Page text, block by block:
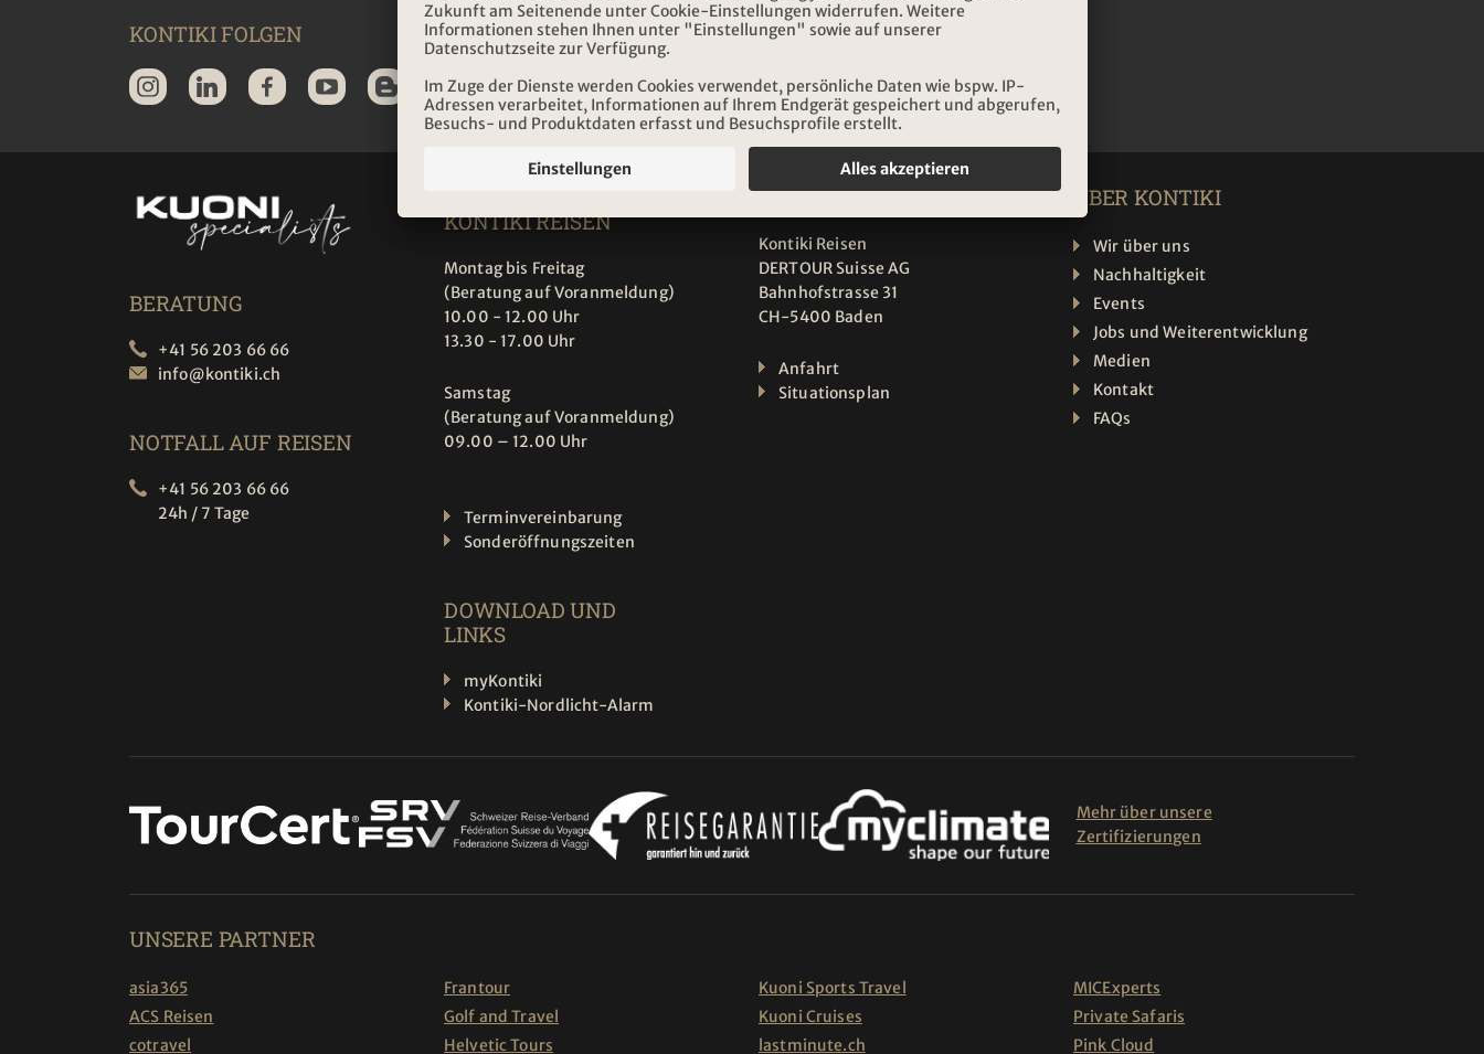
KONTIKI FOLGEN NEWSLETTER ABONNIEREN
Abonnieren
BERATUNG
+41 56 203 66 66
info@kontiki.ch
NOTFALL AUF REISEN
+41 56 203 66 66
24h / 7 Tage
KONTIKI REISEN
Montag bis Freitag
(Beratung auf Voranmeldung)
10.00 - 12.00 Uhr
13.30 - 17.00 Uhr
Samstag
(Beratung auf Voranmeldung)
09.00 – 12.00 Uhr
Terminvereinbarung
Sonderöffnungszeiten
DOWNLOAD UND
LINKS
myKontiki
Kontiki-Nordlicht-Alarm
ADRESSE
Kontiki Reisen
DERTOUR Suisse AG
Bahnhofstrasse 31
CH-5400 Baden
Anfahrt
Situationsplan
ÜBER KONTIKI
Wir über uns
Nachhaltigkeit
Events
Jobs und Weiterentwicklung
Medien
Kontakt
FAQs
Mehr über unsere
Zertifizierungen
UNSERE PARTNER
asia365
ACS Reisen
cotravel
Frantour
Golf and Travel
Helvetic Tours
Kuoni Sports Travel
Kuoni Cruises
lastminute.ch
MICExperts
Private Safaris
Pink Cloud